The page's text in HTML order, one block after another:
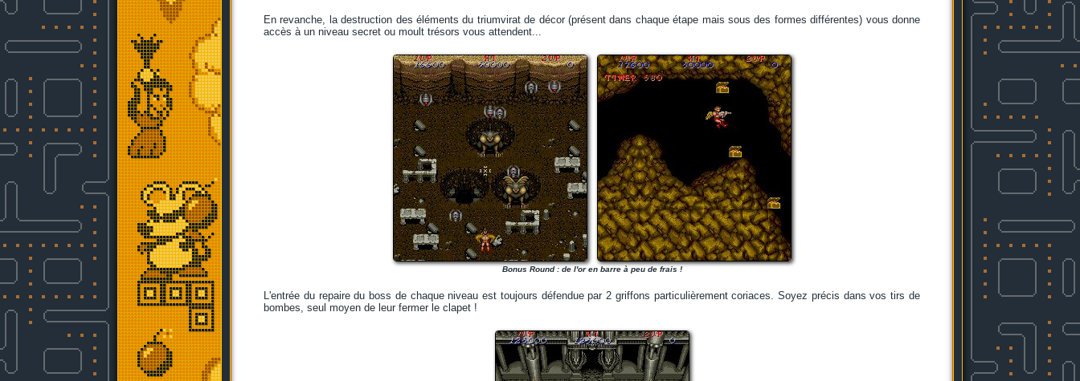
En revanche, la destruction des éléments du triumvirat de décor (présent dans chaque étape mais sous des formes différentes) vous donne
accès à un niveau secret ou moult trésors vous attendent...
Bonus Round : de l'or en barre à peu de frais !
L'entrée du repaire du boss de chaque niveau est toujours défendue par 2 griffons particulièrement coriaces. Soyez précis dans vos tirs de
bombes, seul moyen de leur fermer le clapet !